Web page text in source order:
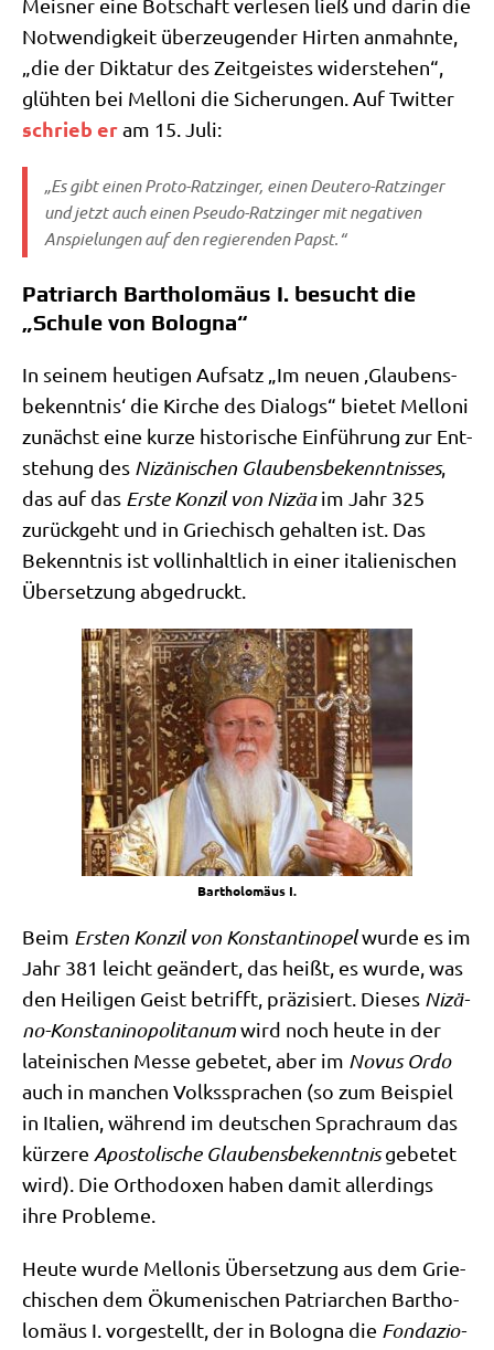
Meis­ner eine Bot­schaft ver­le­sen ließ und dar­in die
Not­wen­dig­keit über­zeu­gen­der Hir­ten anmahn­te,
„die der Dik­ta­tur des Zeit­gei­stes wider­ste­hen“,
glüh­ten bei Mel­lo­ni die Siche­run­gen. Auf Twit­ter
schrieb eram 15. Juli:
„Es gibt einen Pro­to-Ratz­in­ger, einen Deu­te­ro-Ratz­in­ger
und jetzt auch einen Pseu­do-Ratz­in­ger mit nega­ti­ven
Anspie­lun­gen auf den regie­ren­den Papst.“
Patriarch Bartholomäus I. besucht die
„Schule von Bologna“
In sei­nem heu­ti­gen Auf­satz „Im neu­en ‚Glau­bens­
be­kennt­nis‘ die Kir­che des Dia­logs“ bie­tet Mel­lo­ni
zunächst eine kur­ze histo­ri­sche Ein­füh­rung zur Ent­
ste­hung des Nizä­ni­schen Glau­bens­be­kennt­nis­ses,
das auf das Erste Kon­zil von Niz­äaim Jahr 325
zurück­geht und in Grie­chisch gehal­ten ist. Das
Bekennt­nis ist voll­in­halt­lich in einer ita­lie­ni­schen
Über­set­zung abgedruckt.
Bar­tho­lo­mä­us I.
Beim Ersten Kon­zil von Kon­stan­ti­no­pelwur­de es im
Jahr 381 leicht geän­dert, das heißt, es wur­de, was
den Hei­li­gen Geist betrifft, prä­zi­siert. Die­ses Niz­ä­
no-Kon­stani­no­po­li­ta­numwird noch heu­te in der
latei­ni­schen Mes­se gebe­tet, aber im Novus Ordo
auch in man­chen Volks­spra­chen (so zum Bei­spiel
in Ita­li­en, wäh­rend im deut­schen Sprach­raum das
kür­ze­re Apo­sto­li­sche Glau­bens­be­kennt­nisgebe­tet
wird). Die Ortho­do­xen haben damit aller­dings
ihre Probleme.
Heu­te wur­de Mel­lo­nis Über­set­zung aus dem Grie­
chi­schen dem Öku­me­ni­schen Patri­ar­chen Bar­tho­
lo­mä­us I. vor­ge­stellt, der in Bolo­gna die Fon­da­zio­